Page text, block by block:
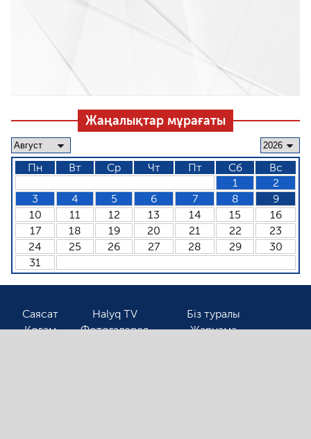
Жаңалықтар мұрағаты
Пн Вт Ср Чт Пт Сб
Вс
1
2
3
4 5 6 7 8
9
10
11 12 13 14 15
16
17
18 19 20 21 22
23
24
25 26 27 28 29
30
31
Саясат
Қоғам
Halyq TV
Фотогалерея
Біз туралы
Жарнама